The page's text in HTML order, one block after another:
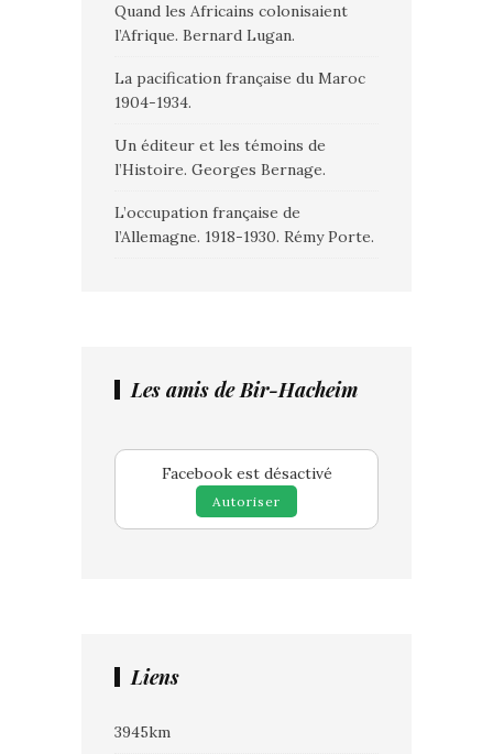
Quand les Africains colonisaient
l’Afrique. Bernard Lugan.
La pacification française du Maroc
1904-1934.
Un éditeur et les témoins de
l’Histoire. Georges Bernage.
L’occupation française de
l’Allemagne. 1918-1930. Rémy Porte.
Les amis de Bir-Hacheim
Facebook est désactivé
Autoriser
Liens
3945km